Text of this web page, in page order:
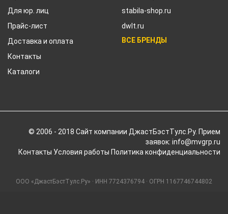
Для юр. лиц
Прайс-лист
Доставка и оплата
Контакты
Каталоги
stabila-shop.ru
dwlt.ru
ВСЕ БРЕНДЫ
© 2006 - 2018 Cайт компании ДжастБэстТулс.Ру. Прием
заявок: info@mvgrp.ru
Контакты Условия работы Политика конфиденциальности
ООО «ДжастБэстТулс.Ру» · ИНН 7724376794 · ОГРН 1167746744802